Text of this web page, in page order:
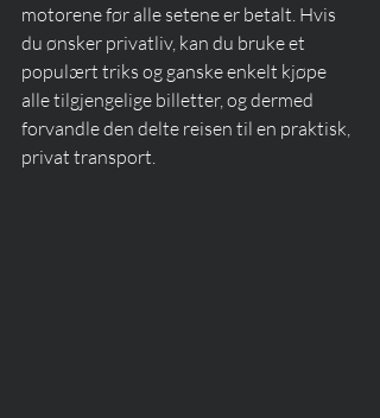
motorene før alle setene er betalt. Hvis
du ønsker privatliv, kan du bruke et
populært triks og ganske enkelt kjøpe
alle tilgjengelige billetter, og dermed
forvandle den delte reisen til en praktisk,
privat transport.